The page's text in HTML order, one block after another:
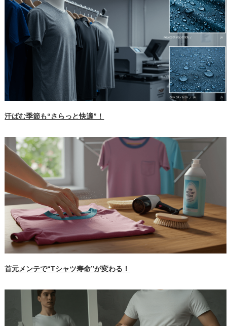
汗ばむ季節も“さらっと快適”！
首元メンテで“Tシャツ寿命”が変わる！